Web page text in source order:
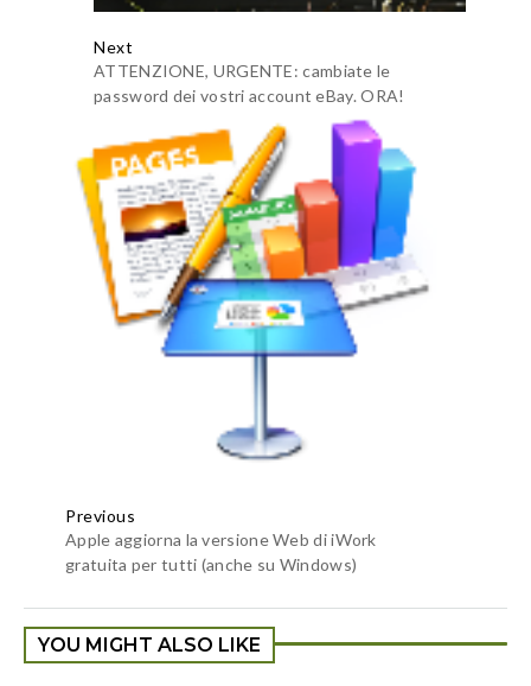
Next
ATTENZIONE, URGENTE: cambiate le
password dei vostri account eBay. ORA!
Previous
Apple aggiorna la versione Web di iWork
gratuita per tutti (anche su Windows)
YOU MIGHT ALSO LIKE